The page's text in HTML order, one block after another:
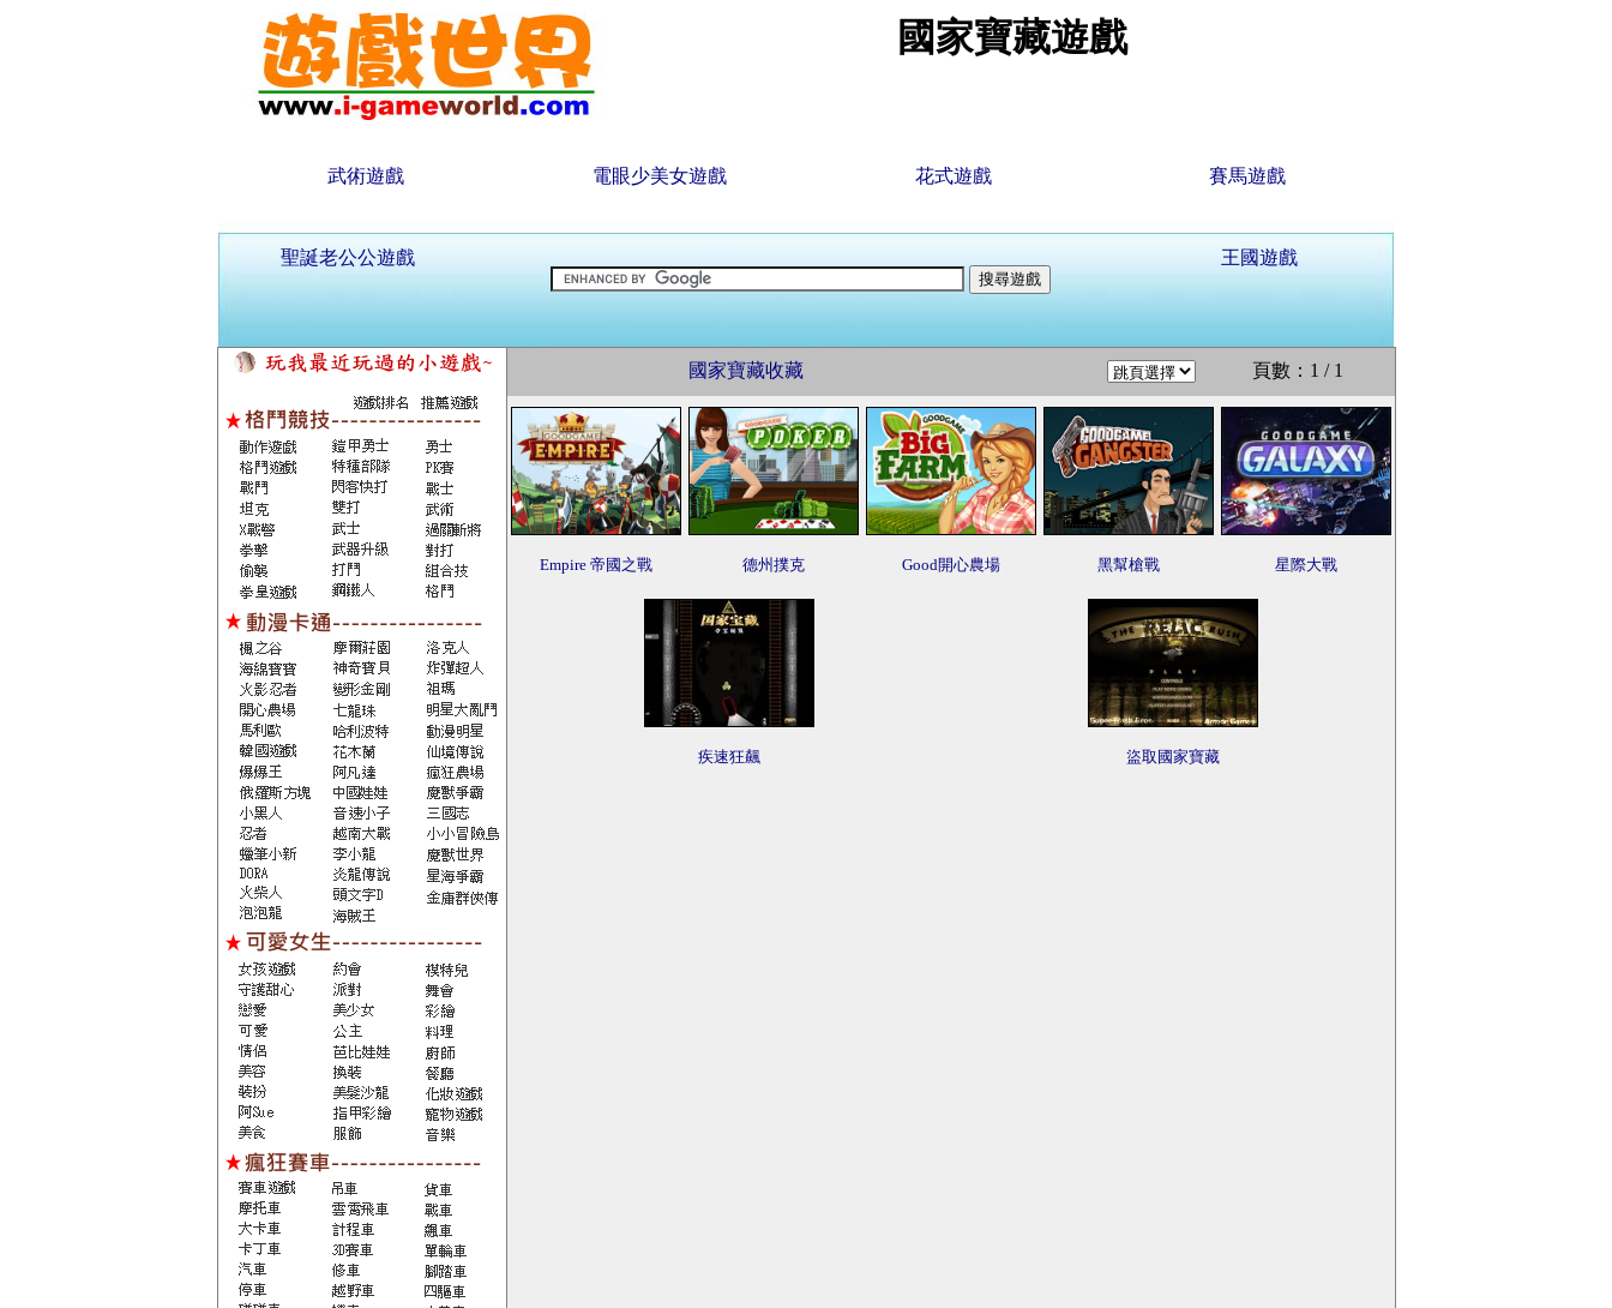
國家寶藏遊戲
武術遊戲 電眼少美女遊戲 花式遊戲 賽馬遊戲
聖誕老公公遊戲 王國遊戲
國家寶藏收藏 頁數：1 / 1
Empire 帝國之戰 德州撲克 Good開心農場 黑幫槍戰 星際大戰
疾速狂飆 盜取國家寶藏